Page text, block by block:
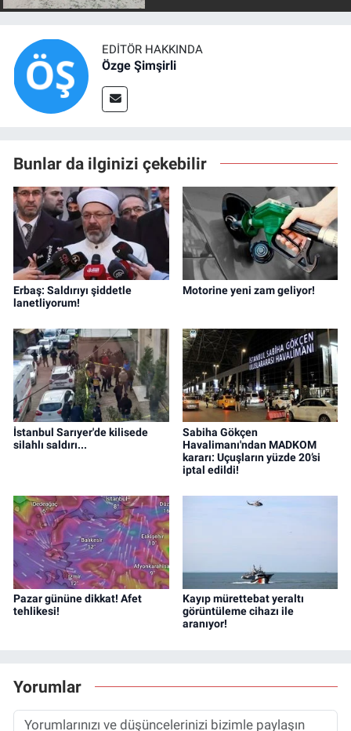
EDITÖR HAKKINDA
Özge Şimşirli
Bunlar da ilginizi çekebilir
Erbaş: Saldırıyı şiddetle
lanetliyorum!
Motorine yeni zam geliyor!
İstanbul Sarıyer'de kilisede
silahlı saldırı...
Sabiha Gökçen
Havalimanı'ndan MADKOM
kararı: Uçuşların yüzde 20’si
iptal edildi!
Pazar gününe dikkat! Afet
tehlikesi!
Kayıp mürettebat yeraltı
görüntüleme cihazı ile
aranıyor!
Yorumlar